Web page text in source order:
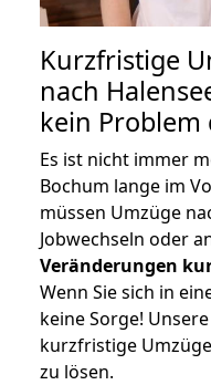
Kurzfristige
nach
kein Problem
Es ist nicht immer
Bochum lange im
müssen Umzüge
Jobwechseln oder
Veränderungen
Wenn Sie sich in
keine Sorge!
kurzfristige
zu lösen.